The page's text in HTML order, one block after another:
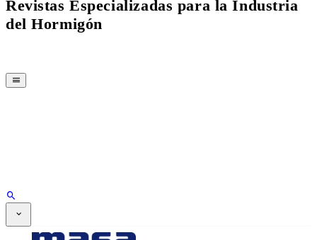
Revistas Especializadas para la Industria
del Hormigón